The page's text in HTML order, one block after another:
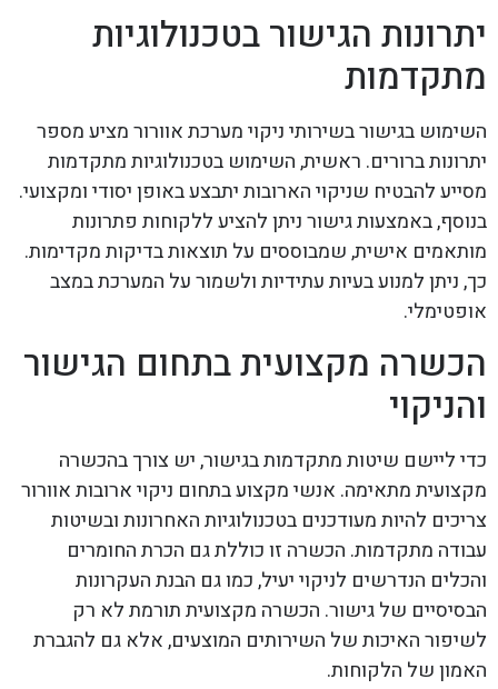
יתרונות הגישור בטכנולוגיות
מתקדמות
השימוש בגישור בשירותי ניקוי מערכת אוורור מציע מספר
יתרונות ברורים. ראשית, השימוש בטכנולוגיות מתקדמות
מסייע להבטיח שניקוי הארובות יתבצע באופן יסודי ומקצועי.
בנוסף, באמצעות גישור ניתן להציע ללקוחות פתרונות
מותאמים אישית, שמבוססים על תוצאות בדיקות מקדימות.
כך, ניתן למנוע בעיות עתידיות ולשמור על המערכת במצב
אופטימלי.
הכשרה מקצועית בתחום הגישור
והניקוי
כדי ליישם שיטות מתקדמות בגישור, יש צורך בהכשרה
מקצועית מתאימה. אנשי מקצוע בתחום ניקוי ארובות אוורור
צריכים להיות מעודכנים בטכנולוגיות האחרונות ובשיטות
עבודה מתקדמות. הכשרה זו כוללת גם הכרת החומרים
והכלים הנדרשים לניקוי יעיל, כמו גם הבנת העקרונות
הבסיסיים של גישור. הכשרה מקצועית תורמת לא רק
לשיפור האיכות של השירותים המוצעים, אלא גם להגברת
האמון של הלקוחות.